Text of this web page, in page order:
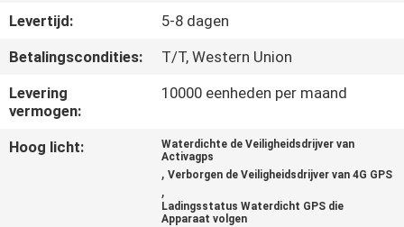
VERZOEK
OM EEN
CITAAT
Levertijd:
5-8 dagen
Betalingscondities:
T/T, Western Union
Levering
vermogen:
10000 eenheden per maand
Hoog licht:
Waterdichte de Veiligheidsdrijver van
Activagps
,Verborgen de Veiligheidsdrijver van 4G GPS
,
Ladingsstatus Waterdicht GPS die
Apparaat volgen